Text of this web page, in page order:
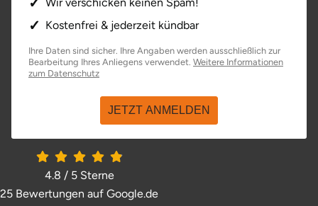
Kostenfrei & jederzeit kündbar
Ihre Daten sind sicher. Ihre Angaben werden ausschließlich zur
Bearbeitung Ihres Anliegens verwendet. Weitere Informationen
zum Datenschutz
JETZT ANMELDEN
4.8 / 5Sterne
25 Bewertungen auf Google.de